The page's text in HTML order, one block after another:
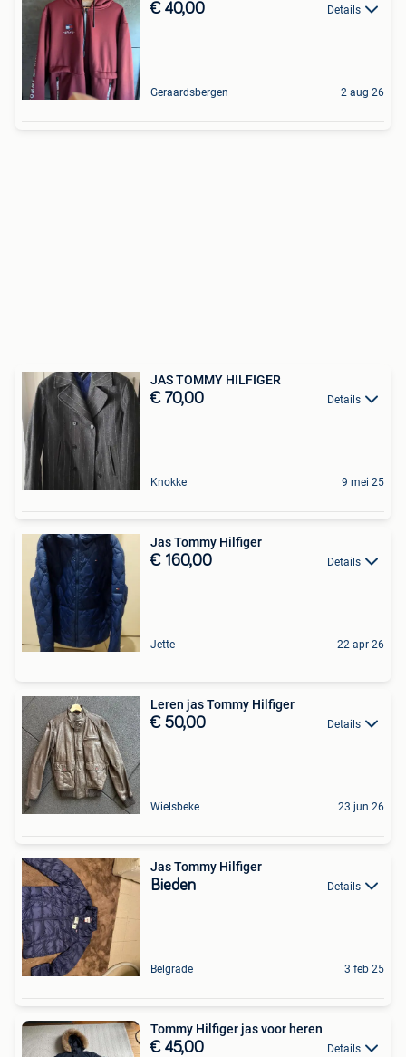
€ 40,00 Details
Geraardsbergen 2 aug 26
JAS TOMMY HILFIGER
€ 70,00 Details
Knokke 9 mei 25
Jas Tommy Hilfiger
€ 160,00 Details
Jette 22 apr 26
Leren jas Tommy Hilfiger
€ 50,00 Details
Wielsbeke 23 jun 26
Jas Tommy Hilfiger
Bieden Details
Belgrade 3 feb 25
Tommy Hilfiger jas voor heren
€ 45,00 Details